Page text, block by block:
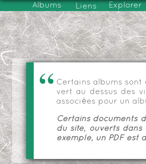
Albums Liens Explorer
Certains albums
vert au dessus des
associées pour un
Certains documents
du site, ouverts
exemple, un PDF est